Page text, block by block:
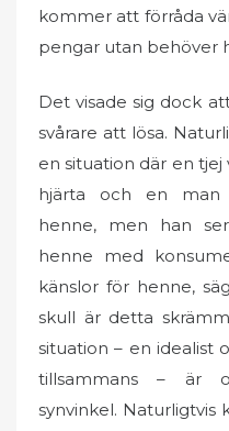
kommer att förråda
pengar utan behöver
Det visade sig dock
svårare att lösa.
en situation där en
hjärta och en man
henne, men han
henne med
känslor för henne,
skull är detta
situation – en idealist
tillsammans – är
synvinkel. Naturligtvis